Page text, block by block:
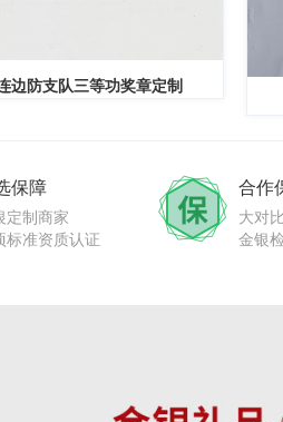
防支队三等功奖章定制
保障
定制商家
标准资质认证
合作
大对
金银